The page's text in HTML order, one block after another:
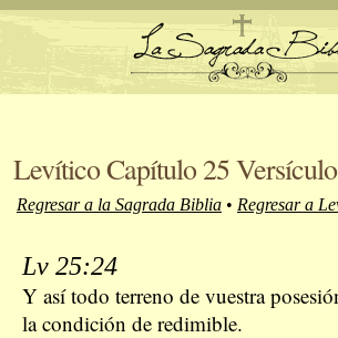
Levítico Capítulo 25
Regresar a la Sagrada Biblia • Regresar a
Lv 25:24
Y así todo terreno de vuestra
la condición de redimible.